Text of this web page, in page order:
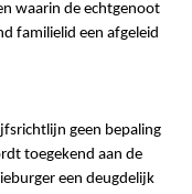
waarin de echtgenoot
familielid een afgeleid
geen bepaling
toegekend aan de
een deugdelijk